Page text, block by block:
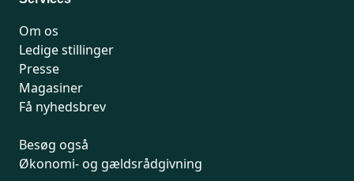
Om os
Ledige stillinger
Presse
Magasiner
Få nyhedsbrev
Besøg også
Økonomi- og gældsrådgivning